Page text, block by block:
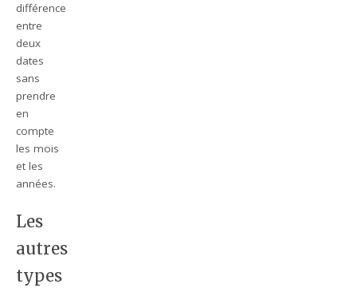
différence
entre
deux
dates
sans
prendre
en
compte
les mois
et les
années.
Les
autres
types